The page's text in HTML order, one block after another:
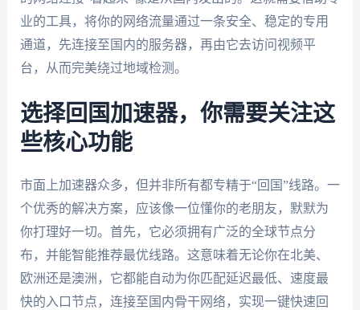
业的工具，将你的网络流量通过一条安全、稳定的专用
通道，先连接至国内的服务器，再由它去访问视频平
台，从而完美绕过地域检测。
选择回国加速器，你需要关注这
些核心功能
市面上加速器众多，但并非所有都专精于“回国”线路。一
个优秀的解决方案，应该像一位懂你的老朋友，默默为
你打理好一切。首先，它必须拥有广泛的全球节点分
布，并能智能推荐最优线路。这意味着无论你在北美、
欧洲还是澳洲，它都能自动为你匹配延迟最低、速度最
快的入口节点，连接至国内骨干网络，实现一键快速回